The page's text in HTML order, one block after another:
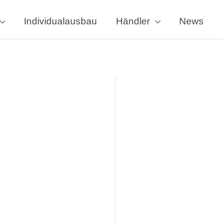
Individualausbau Händler News